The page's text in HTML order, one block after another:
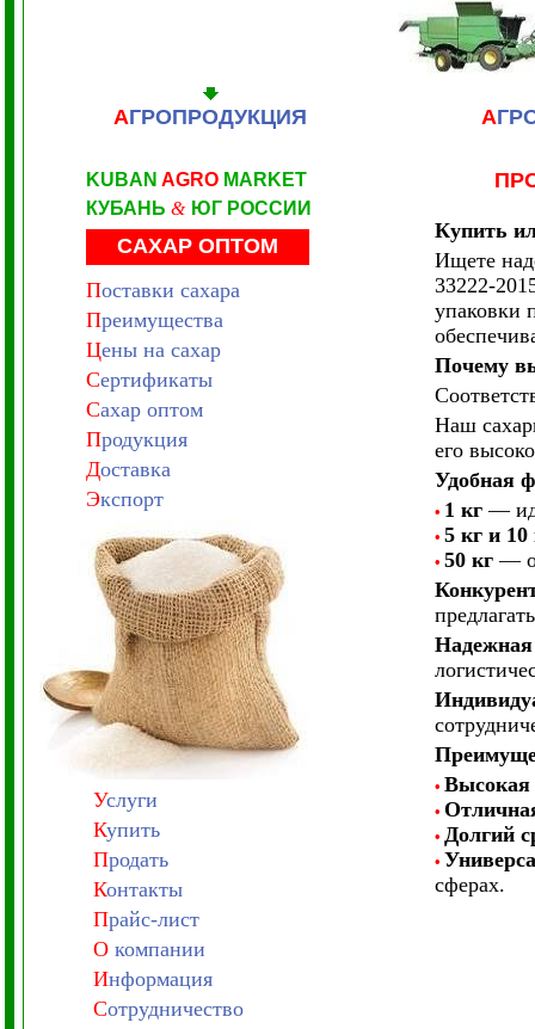
АГРОПРОДУКЦИЯ А
KUBAN AGRO MARKET
КУБАНЬ & ЮГ РОССИИ
САХАР ОПТОМ
Поставки сахара
Преимущества
Цены на сахар
Сертификаты
Сахар оптом
Продукция
Доставка
Экспорт
Услуги
Купить
Продать
Контакты
Прайс-лист
О компании
Информация
Сотрудничество
Купить
Ищете
33222-
упаковки
Почему
Наш
его
Удобная
• 1 кг—
• 5 кг и 10
• 50 кг—
Надежная
• Высокая
•
• Долгий
•
сферах.